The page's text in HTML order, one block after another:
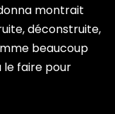
montrait
déconstruite,
beaucoup
le faire pour